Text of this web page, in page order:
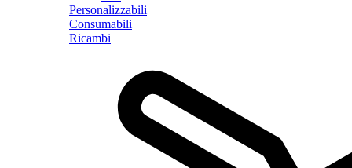
Personalizzabili
Consumabili
Ricambi